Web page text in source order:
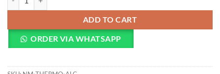
ADD TO CART
ORDER VIA WHATSAPP